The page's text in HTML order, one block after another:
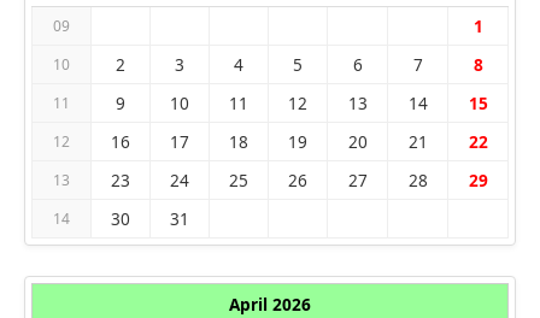
09 1
10 2 3 4 5 6 7 8
11 9 10 11 12 13 14 15
12 16 17 18 19 20 21 22
13 23 24 25 26 27 28 29
14 30 31
April 2026